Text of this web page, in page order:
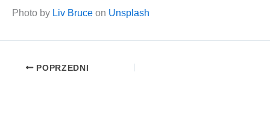
Pho­to by Liv Bru­ce on Unsplash
POPRZEDNI